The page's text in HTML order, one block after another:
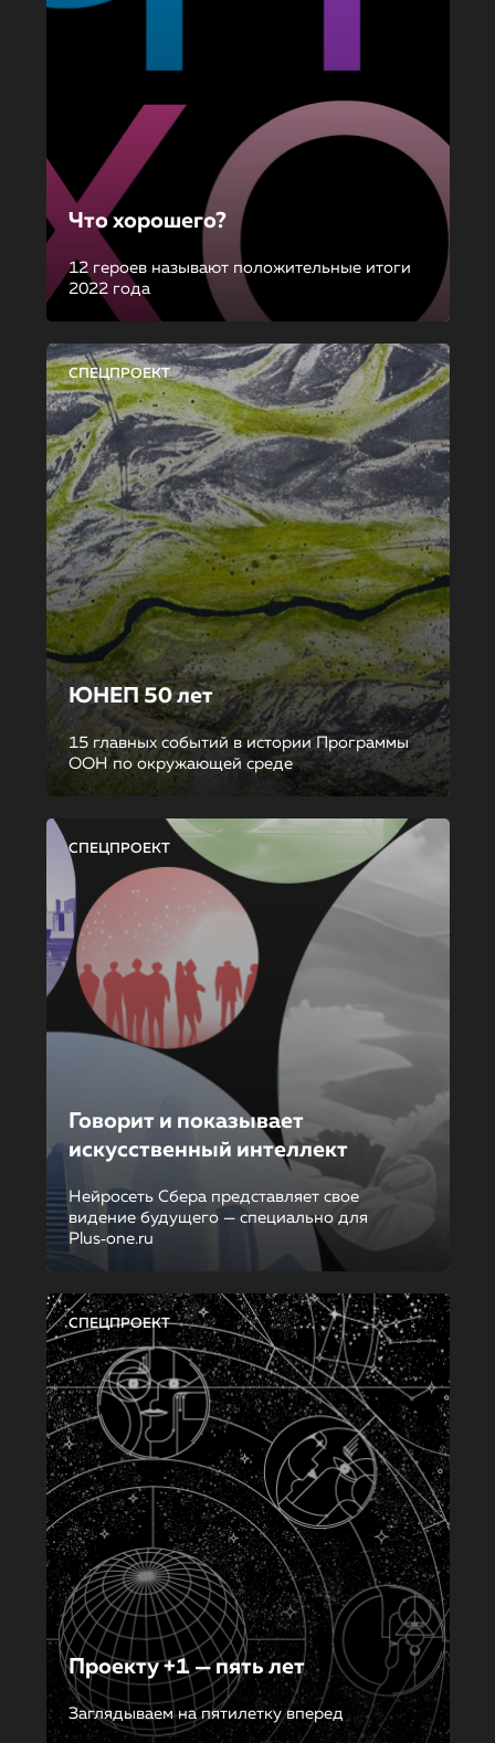
Что хорошего?
12 героев называют положительные итоги
2022 года
СПЕЦПРОЕКТ
ЮНЕП 50 лет
15 главных событий в истории Программы
ООН по окружающей среде
СПЕЦПРОЕКТ
Говорит и показывает
искусственный интеллект
Нейросеть Сбера представляет свое
видение будущего — специально для
Plus‑one.ru
СПЕЦПРОЕКТ
Проекту +1 — пять лет
Заглядываем на пятилетку вперед